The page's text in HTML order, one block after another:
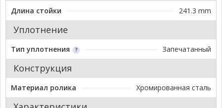
Длина стойки 241.3 mm
Уплотнение
Тип уплотнения Запечатанный
Конструкция
Материал ролика Хромированная сталь